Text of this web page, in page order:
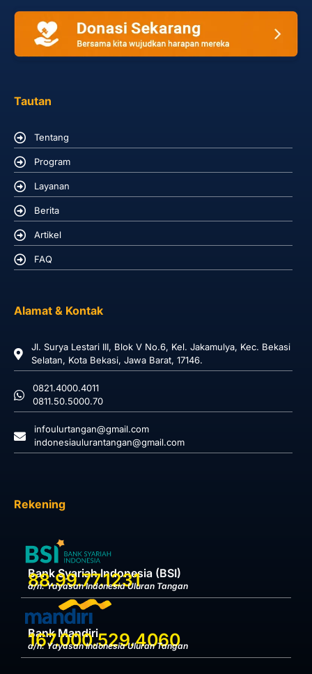
Tautan
Tentang
Program
Layanan
Berita
Artikel
FAQ
Alamat & Kontak
Jl. Surya Lestari III, Blok V No.6, Kel. Jakamulya, Kec. Bekasi
Selatan, Kota Bekasi, Jawa Barat, 17146.
0821.4000.4011
0811.50.5000.70
infoulurtangan@gmail.com
indonesiaulurantangan@gmail.com
Rekening
Bank Syariah Indonesia (BSI)
88.99.77.1231
a/n. Yayasan Indonesia Uluran Tangan
Bank Mandiri
167.000.529.4060
a/n. Yayasan Indonesia Uluran Tangan